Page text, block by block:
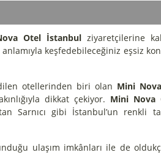
Otel İstanbul ziyaretçilerine
keşfedebileceğiniz eşsiz
otellerinden biri olan Mini
dikkat çekiyor. Mini Nova
Sarnıcı gibi İstanbul’un renkli
ulaşım imkânları ile de